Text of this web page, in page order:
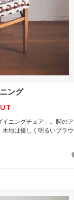
ング
ニングチェア」。脚のア
地は優しく明るいブラウ